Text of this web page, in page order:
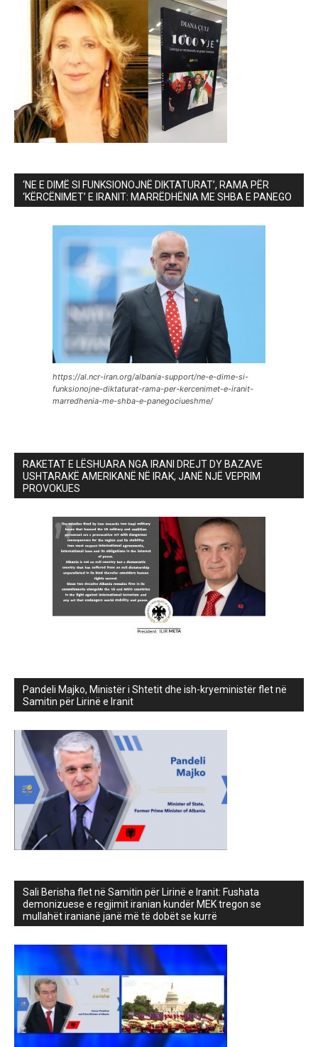
‘NE E DIMË SI FUNKSIONOJNË DIKTATURAT’, RAMA PËR
‘KËRCËNIMET’ E IRANIT: MARRËDHËNIA ME SHBA E PANEGO
https://al.ncr-iran.org/albania-support/ne-e-dime-si-
funksionojne-diktaturat-rama-per-kercenimet-e-iranit-
marredhenia-me-shba-e-panegociueshme/
RAKETAT E LËSHUARA NGA IRANI DREJT DY BAZAVE
USHTARAKË AMERIKANË NË IRAK, JANË NJË VEPRIM
PROVOKUES
Pandeli Majko, Ministër i Shtetit dhe ish-kryeministër flet në
Samitin për Lirinë e Iranit
Sali Berisha flet në Samitin për Lirinë e Iranit: Fushata
demonizuese e regjimit iranian kundër MEK tregon se
mullahët iranianë janë më të dobët se kurrë